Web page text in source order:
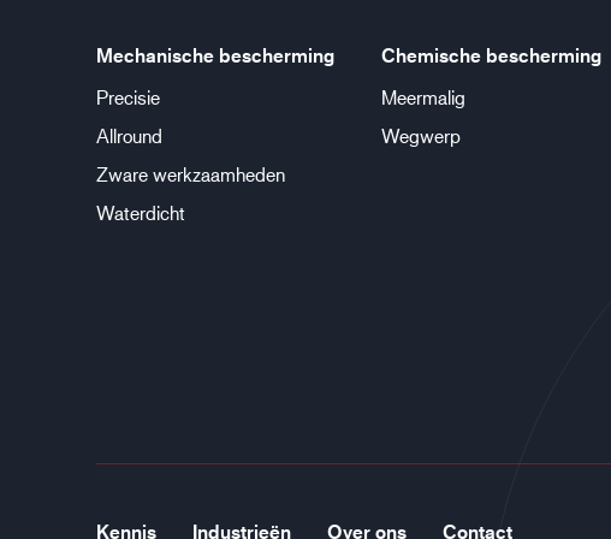
Mechanische bescherming
Precisie
Allround
Zware werkzaamheden
Waterdicht
Chemische bescherming
Meermalig
Wegwerp
Kennis Industrieën Over ons Contact